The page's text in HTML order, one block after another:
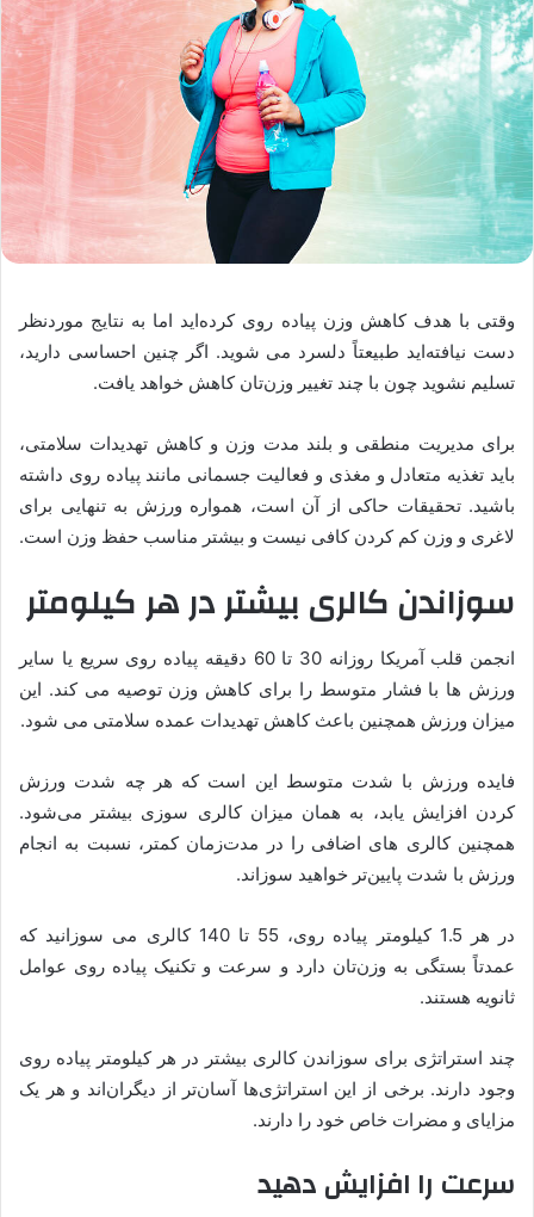
وقتی با هدف کاهش وزن پیاده روی کرده‌اید اما به نتایج موردنظر
دست‌ نیافته‌اید طبیعتاً دلسرد می شوید. اگر چنین احساسی دارید،
تسلیم نشوید چون با چند تغییر وزن‌تان کاهش خواهد یافت.
برای مدیریت منطقی و بلند مدت وزن و کاهش تهدیدات سلامتی،
باید تغذیه متعادل و مغذی و فعالیت جسمانی مانند پیاده روی داشته
باشید. تحقیقات حاکی از آن است، همواره ورزش به تنهایی برای
لاغری و وزن کم کردن کافی نیست و بیشتر مناسب حفظ وزن است.
سوزاندن کالری بیشتر در هر کیلومتر
انجمن قلب آمریکا روزانه 30 تا 60 دقیقه پیاده روی سریع یا سایر
ورزش ها با فشار متوسط را برای کاهش وزن توصیه می کند. این
میزان ورزش همچنین باعث کاهش تهدیدات عمده سلامتی می شود.
فایده ورزش با شدت متوسط این است که هر چه شدت ورزش
کردن افزایش یابد، به همان میزان کالری سوزی بیشتر می‌شود.
همچنین کالری های اضافی را در مدت‌زمان کمتر، نسبت به انجام
ورزش با شدت پایین‌تر خواهید سوزاند.
در هر 1.5 کیلومتر پیاده روی، 55 تا 140 کالری می سوزانید که
عمدتاً بستگی به وزن‌تان دارد و سرعت و تکنیک پیاده روی عوامل
ثانویه هستند.
چند استراتژی برای سوزاندن کالری بیشتر در هر کیلومتر پیاده روی
وجود دارند. برخی از این استراتژی‌ها آسان‌تر از دیگران‌اند و هر یک
مزایای و مضرات خاص خود را دارند.
سرعت را افزایش دهید